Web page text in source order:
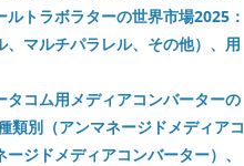
ルトラボラターの世界市場2025：
、マルチパラレル、その他）、用
タコム用メディアコンバーターの
類別（アンマネージドメディアコ
ジドメディアコンバーター）、